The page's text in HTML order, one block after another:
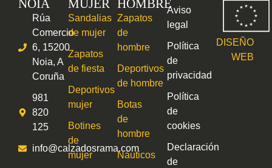
NOIA
Rúa
Comercio
6, 15200
Noia, A
Coruña
981
820
125
info@calzadosrama.com
MUJER
Sandalias
de mujer
Zapatos
de fiesta
Deportivos
mujer
Botines
de
mujer
HOMBRE
Zapatos
de
hombre
Deportivos
de hombre
Botas
de
hombre
Náuticos
Aviso
legal
Política
de
privacidad
Política
de
cookies
Declaración
de
DISEÑO
WEB